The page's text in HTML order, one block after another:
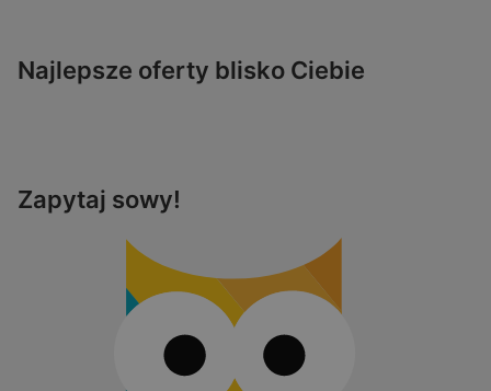
Najlepsze oferty blisko Ciebie
Zapytaj sowy!